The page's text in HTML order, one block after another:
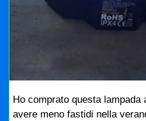
Ho comprato questa
avere meno fastidi nella